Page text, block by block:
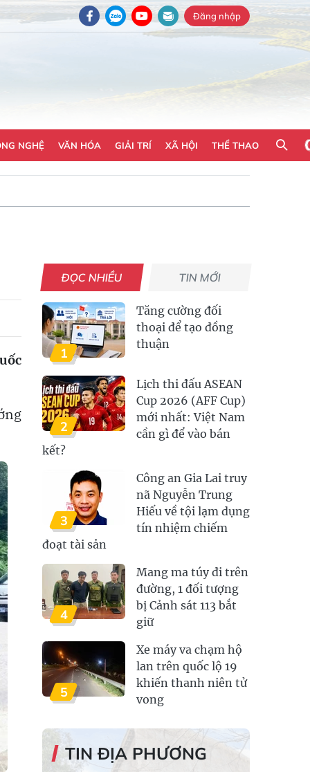
Đăng nhập
NGHỆ VĂN HÓA GIẢI TRÍ XÃ HỘI THỂ THAO
ĐỌC NHIỀU TIN MỚI
1
Tăng cường đối
thoại để tạo đồng
thuận
2
Lịch thi đấu ASEAN
Cup 2026 (AFF Cup)
mới nhất: Việt Nam
cần gì để vào bán
kết?
3
Công an Gia Lai truy
nã Nguyễn Trung
Hiếu về tội lạm dụng
tín nhiệm chiếm
đoạt tài sản
4
Mang ma túy đi trên
đường, 1 đối tượng
bị Cảnh sát 113 bắt
giữ
5
Xe máy va chạm hộ
lan trên quốc lộ 19
khiến thanh niên tử
vong
TIN ĐỊA PHƯƠNG